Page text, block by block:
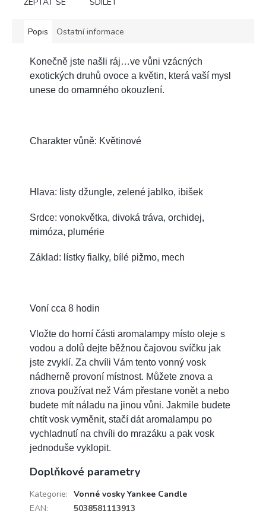
Popis Ostatní informace
Konečně jste našli ráj…ve vůni vzácných
exotických druhů ovoce a květin, která vaší mysl
unese do omamného okouzlení.
Charakter vůně: Květinové
Hlava: listy džungle, zelené jablko, ibišek
Srdce: vonokvětka, divoká tráva, orchidej,
mimóza, plumérie
Základ: lístky fialky, bílé pižmo, mech
Voní cca 8 hodin
Vložte do horní části aromalampy místo oleje s
vodou a dolů dejte běžnou čajovou svíčku jak
jste zvyklí. Za chvíli Vám tento vonný vosk
nádherně provoní místnost. Můžete znova a
znova používat než Vám přestane vonět a nebo
budete mít náladu na jinou vůni. Jakmile budete
chtít vosk vyměnit, stačí dát aromalampu po
vychladnutí na chvíli do mrazáku a pak vosk
jednoduše vyklopit.
Doplňkové parametry
Kategorie: Vonné vosky Yankee Candle
EAN: 5038581113913